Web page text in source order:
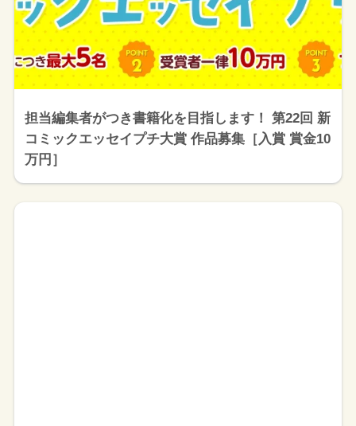
担当編集者がつき書籍化を目指します！ 第22回 新
コミックエッセイプチ大賞 作品募集［入賞 賞金10
万円］